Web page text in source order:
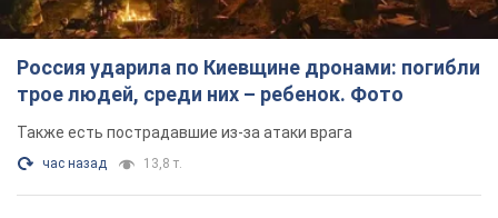
Россия ударила по Киевщине дронами: погибли
трое людей, среди них – ребенок. Фото
Также есть пострадавшие из-за атаки врага
час назад 13,8 т.